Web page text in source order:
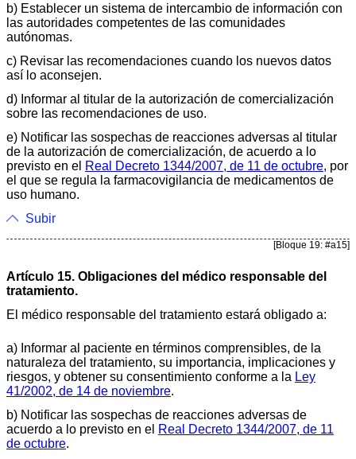
b) Establecer un sistema de intercambio de información con
las autoridades competentes de las comunidades
autónomas.
c) Revisar las recomendaciones cuando los nuevos datos
así lo aconsejen.
d) Informar al titular de la autorización de comercialización
sobre las recomendaciones de uso.
e) Notificar las sospechas de reacciones adversas al titular
de la autorización de comercialización, de acuerdo a lo
previsto en el Real Decreto 1344/2007, de 11 de octubre, por
el que se regula la farmacovigilancia de medicamentos de
uso humano.
Subir
[Bloque 19: #a15]
Artículo 15. Obligaciones del médico responsable del
tratamiento.
El médico responsable del tratamiento estará obligado a:
a) Informar al paciente en términos comprensibles, de la
naturaleza del tratamiento, su importancia, implicaciones y
riesgos, y obtener su consentimiento conforme a la Ley
41/2002, de 14 de noviembre.
b) Notificar las sospechas de reacciones adversas de
acuerdo a lo previsto en el Real Decreto 1344/2007, de 11
de octubre.